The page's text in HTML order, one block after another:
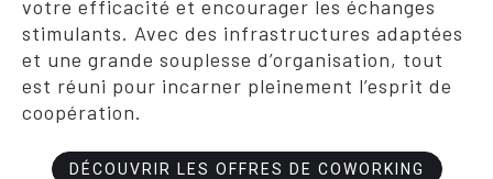
votre efficacité et encourager les échanges
stimulants. Avec des infrastructures adaptées
et une grande souplesse d’organisation, tout
est réuni pour incarner pleinement l’esprit de
coopération.
DÉCOUVRIR LES OFFRES DE COWORKING